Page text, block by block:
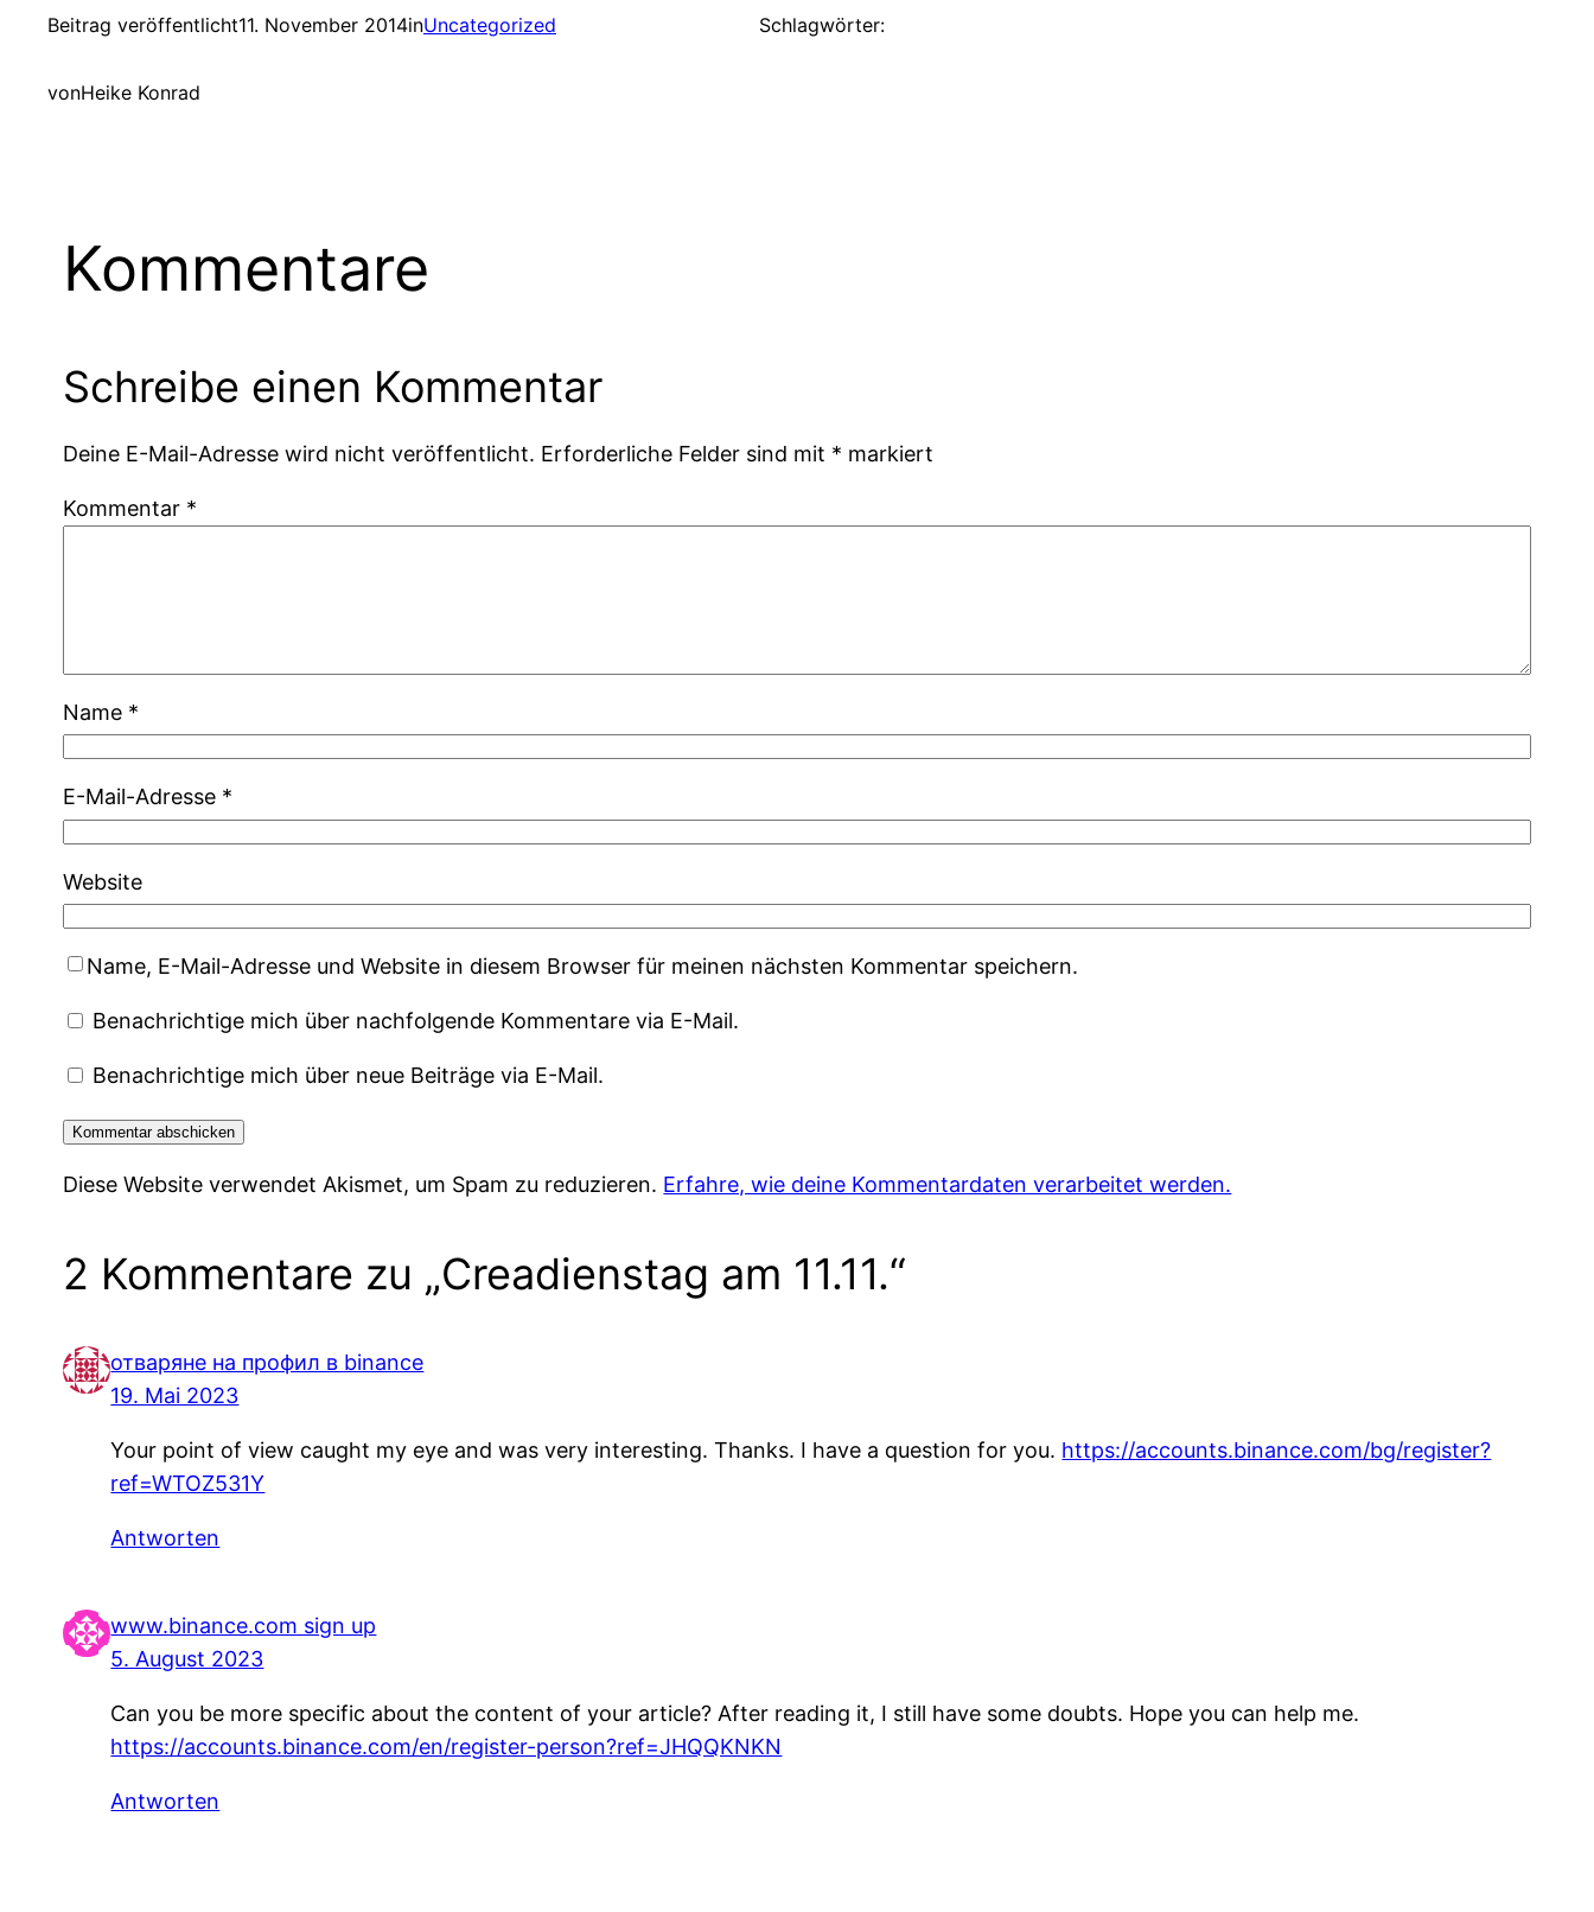
Beitrag veröffentlicht11. November 2014inUncategorized
vonHeike Konrad
Schlagwörter:
Kommentare
Schreibe einen Kommentar
Deine E-Mail-Adresse wird nicht veröffentlicht. Erforderliche Felder sind mit * markiert
Kommentar *
Name *
E-Mail-Adresse *
Website
Name, E-Mail-Adresse und Website in diesem Browser für meinen nächsten Kommentar speichern.
Benachrichtige mich über nachfolgende Kommentare via E-Mail.
Benachrichtige mich über neue Beiträge via E-Mail.
Diese Website verwendet Akismet, um Spam zu reduzieren. Erfahre, wie deine Kommentardaten verarbeitet werden.
2 Kommentare zu „Creadienstag am 11.11.“
отваряне на профил в binance
19. Mai 2023
Your point of view caught my eye and was very interesting. Thanks. I have a question for you. https://accounts.binance.com/bg/register?
ref=WTOZ531Y
Antworten
www.binance.com sign up
5. August 2023
Can you be more specific about the content of your article? After reading it, I still have some doubts. Hope you can help me.
https://accounts.binance.com/en/register-person?ref=JHQQKNKN
Antworten